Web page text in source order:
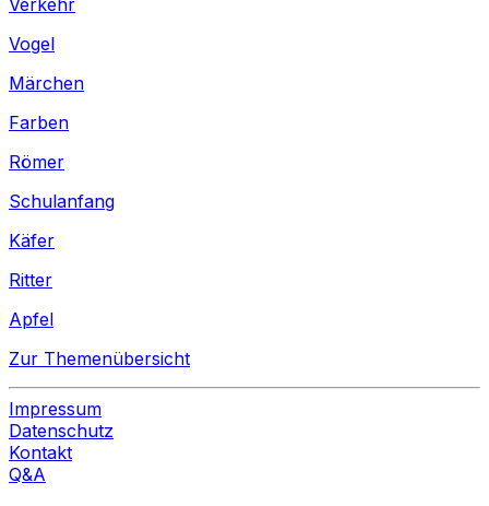
Vogel
Märchen
Farben
Römer
Schulanfang
Käfer
Ritter
Apfel
Zur Themenübersicht
Impressum
Datenschutz
Kontakt
Q&A